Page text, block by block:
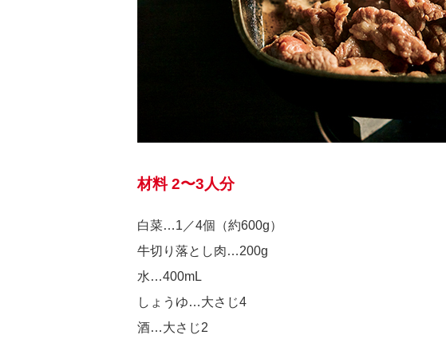
材料 2〜3人分
白菜…1／4個（約600g）
牛切り落とし肉…200g
水…400mL
しょうゆ…大さじ4
酒…大さじ2